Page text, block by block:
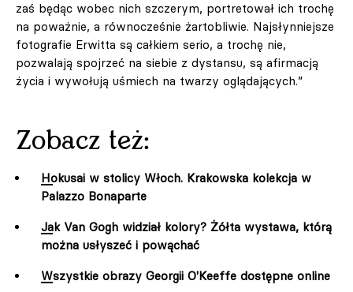
zaś będąc wobec nich szczerym, portretował ich trochę
na poważnie, a równocześnie żartobliwie. Najsłynniejsze
fotografie Erwitta są całkiem serio, a trochę nie,
pozwalają spojrzeć na siebie z dystansu, są afirmacją
życia i wywołują uśmiech na twarzy oglądających.”
Zobacz też:
Hokusai w stolicy Włoch. Krakowska kolekcja w
Palazzo Bonaparte
Jak Van Gogh widział kolory? Żółta wystawa, którą
można usłyszeć i powąchać
Wszystkie obrazy Georgii O'Keeffe dostępne online